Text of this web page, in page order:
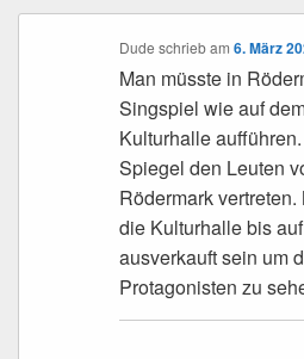
Dude schriebam6. März
Man müsste in
Singspiel wie auf
Kulturhalle
Spiegel den Leuten
Rödermark
die Kulturhalle bis
ausverkauft sein um
Protagonisten zu